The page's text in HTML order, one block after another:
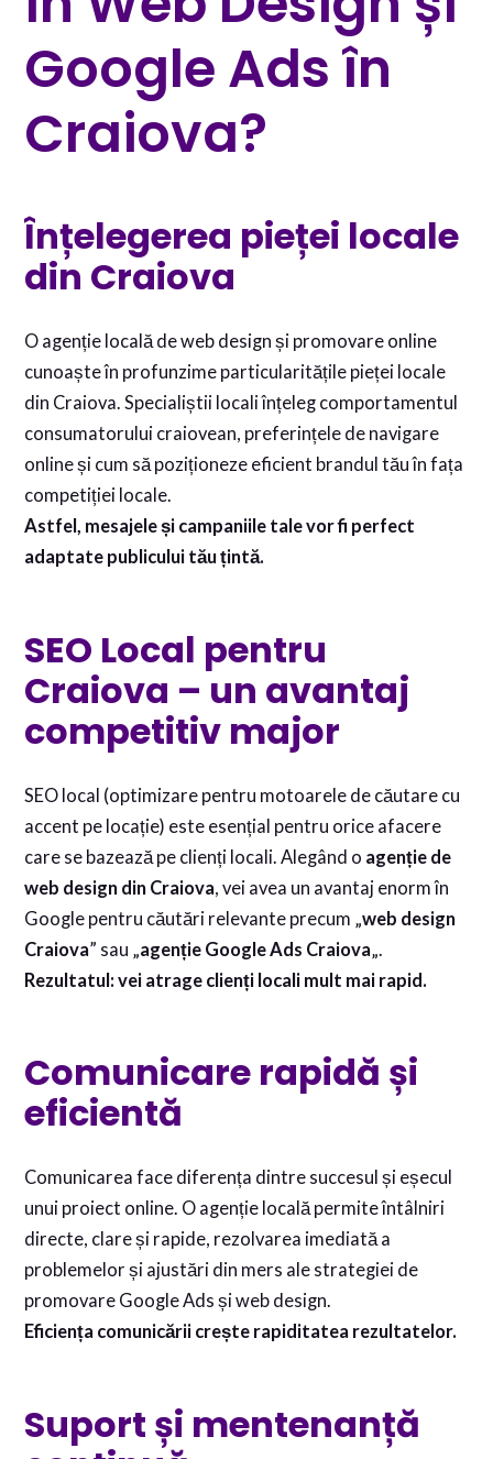
Google Ads în
Craiova?
Înțelegerea pieței locale
din Craiova
O agenție locală de web design și promovare online
cunoaște în profunzime particularitățile pieței locale
din Craiova. Specialiștii locali înțeleg comportamentul
consumatorului craiovean, preferințele de navigare
online și cum să poziționeze eficient brandul tău în fața
competiției locale.
Astfel, mesajele și campaniile tale vor fi perfect
adaptate publicului tău țintă.
SEO Local pentru
Craiova – un avantaj
competitiv major
SEO local (optimizare pentru motoarele de căutare cu
accent pe locație) este esențial pentru orice afacere
care se bazează pe clienți locali. Alegând o agenție de
web design din Craiova, vei avea un avantaj enorm în
Google pentru căutări relevante precum „web design
Craiova” sau „agenție Google Ads Craiova„.
Rezultatul: vei atrage clienți locali mult mai rapid.
Comunicare rapidă și
eficientă
Comunicarea face diferența dintre succesul și eșecul
unui proiect online. O agenție locală permite întâlniri
directe, clare și rapide, rezolvarea imediată a
problemelor și ajustări din mers ale strategiei de
promovare Google Ads și web design.
Eficiența comunicării crește rapiditatea rezultatelor.
Suport și mentenanță